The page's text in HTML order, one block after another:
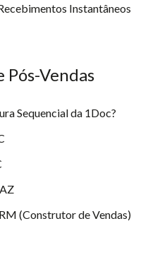
Instantâneos
Pós-Vendas
Sequencial da 1Doc?
(Construtor de Vendas)